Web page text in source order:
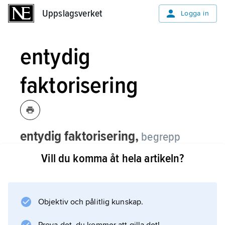
Uppslagsverket Logga in
entydig
faktorisering
entydig faktorisering, begrepp
inom talteorin och algebran.
±6, ... med vanlig addition och multiplikation
Vill du komma åt hela artikeln?
Objektiv och pålitlig kunskap.